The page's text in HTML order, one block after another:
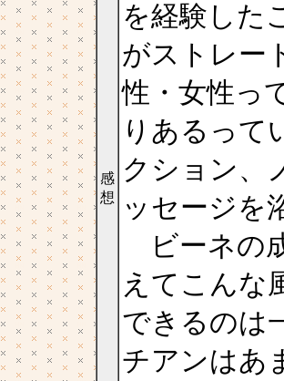
感
想
を経験した
がストレー
性・女性っ
りあるって
クション、
ッセージを
ビーネの
えてこんな
できるのは
チアンはあ